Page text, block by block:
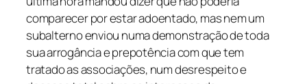
comparecer por estar adoentado, mas nem um
subalterno enviou numa demonstração de toda
sua arrogância e prepotência com que tem
tratado as associações, num desrespeito e